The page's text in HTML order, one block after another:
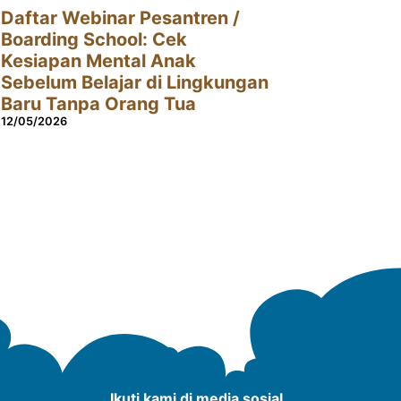
Daftar Webinar Pesantren /
Boarding School: Cek
Kesiapan Mental Anak
Sebelum Belajar di Lingkungan
Baru Tanpa Orang Tua
12/05/2026